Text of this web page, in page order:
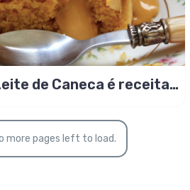
de Caneca é receita
more pages left to load.